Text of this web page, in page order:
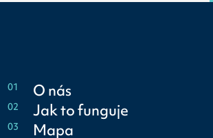
01 O nás
02 Jak to funguje
03 Mapa